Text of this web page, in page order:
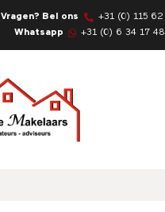
Vragen? Bel ons
+31 (0) 115
Whatsapp
+31 (0) 6 34 17